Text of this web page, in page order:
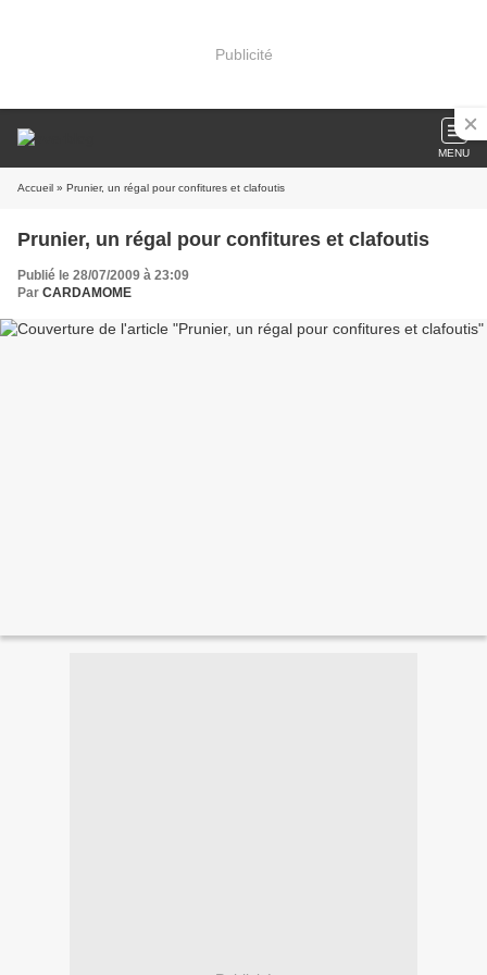
Publicité
MENU
Accueil » Prunier, un régal pour confitures et clafoutis
Prunier, un régal pour confitures et clafoutis
Publié le 28/07/2009 à 23:09
Par CARDAMOME